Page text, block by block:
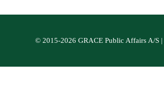
© 2015-2026 GRACE Public Affairs A/S |